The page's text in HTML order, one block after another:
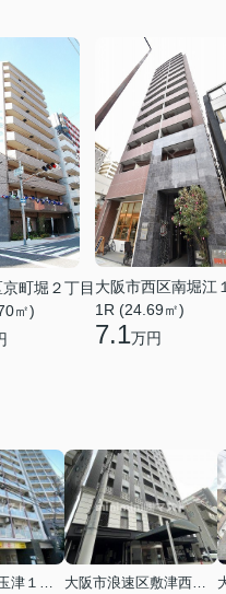
町堀２丁目
㎡)
大阪市西区南堀江
1R (24.69㎡)
7.1万円
大阪市東成区玉津１丁目
大阪市浪速区敷津西１丁目